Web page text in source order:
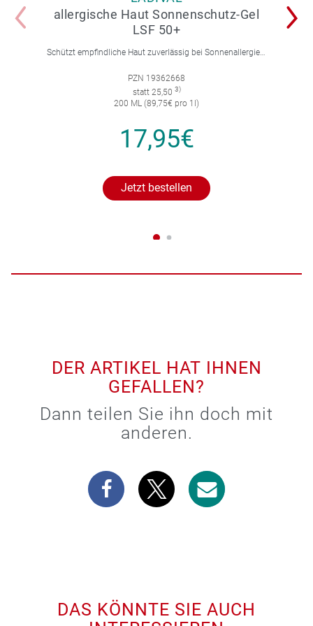
allergische Haut Sonnenschutz-Gel
LSF 50+
Schützt empfindliche Haut zuverlässig bei Sonnenallergie und Mallorca-Akne. Mit 4-fach Zellschutz und einer leichten, nicht fettenden Gel-Formel.
PZN 19362668
statt 25,50 3)
200 ML (89,75€ pro 1l)
17,95€
Jetzt bestellen
DER ARTIKEL HAT IHNEN
GEFALLEN?
Dann teilen Sie ihn doch mit
anderen.
DAS KÖNNTE SIE AUCH